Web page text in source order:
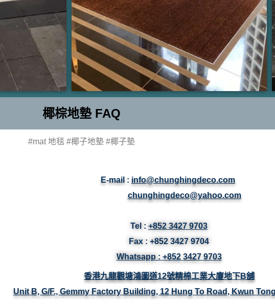
椰棕地墊 FAQ
#mat 地毯 #椰子地墊 #椰子墊
E-mail : info@chunghingdeco.com
chunghingdeco@yahoo.com
Tel : +852 3427 9703
Fax : +852 3427 9704
Whatsapp : +852 3427 9703
香港九龍觀塘鴻圖道12號精棉工業大廈地下B舖
Unit B, G/F., Gemmy Factory Building, 12 Hung To Road, Kwun